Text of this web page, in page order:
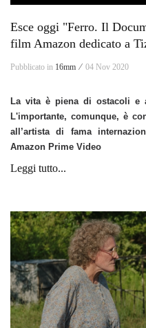
Esce oggi "Ferro. Il
film Amazon dedicato a
Pubblicato in 16mm ⁄ 04 Nov 2020
La vita è piena di ostacoli e
L'importante, comunque, è
all’artista di fama
Amazon Prime Video
Leggi tutto...